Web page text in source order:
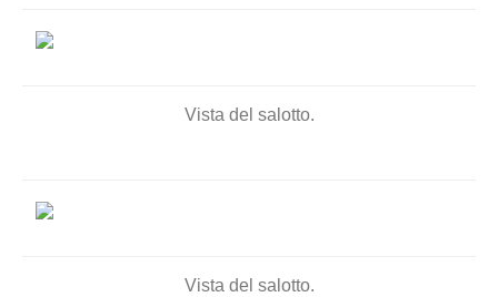
Vista del salotto.
Vista del salotto.